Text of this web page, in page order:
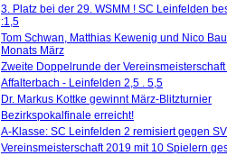
3. Platz bei der 29. WSMM ! SC Leinfelden
:1,5
Tom Schwan, Matthias Kewenig und Nico
Monats März
Zweite Doppelrunde der
Affalterbach - Leinfelden 2,5 . 5,5
Dr. Markus Kottke gewinnt März-Blitzturnier
Bezirkspokalfinale erreicht!
A-Klasse: SC Leinfelden 2 remisiert gegen
Vereinsmeisterschaft 2019 mit 10 Spielern